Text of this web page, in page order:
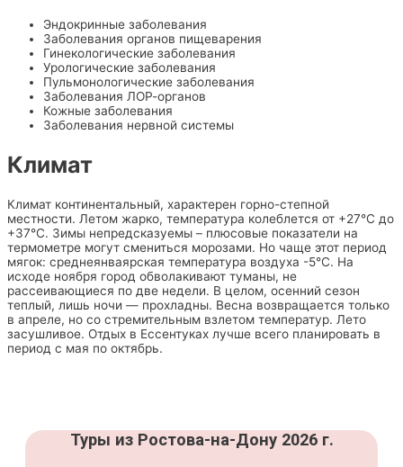
Эндокринные заболевания
Заболевания органов пищеварения
Гинекологические заболевания
Урологические заболевания
Пульмонологические заболевания
Заболевания ЛОР-органов
Кожные заболевания
Заболевания нервной системы
Климат
Климат континентальный, характерен горно-степной
местности. Летом жарко, температура колеблется от +27°C до
+37°C. Зимы непредсказуемы – плюсовые показатели на
термометре могут смениться морозами. Но чаще этот период
мягок: среднеянваярская температура воздуха -5°C. На
исходе ноября город обволакивают туманы, не
рассеивающиеся по две недели. В целом, осенний сезон
теплый, лишь ночи — прохладны. Весна возвращается только
в апреле, но со стремительным взлетом температур. Лето
засушливое. Отдых в Ессентуках лучше всего планировать в
период с мая по октябрь.
Туры из Ростова-на-Дону 2026 г.